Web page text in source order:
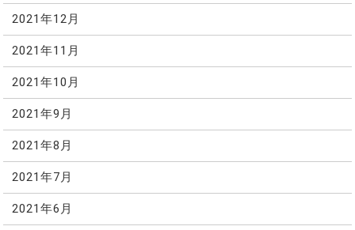
2021年12月
2021年11月
2021年10月
2021年9月
2021年8月
2021年7月
2021年6月